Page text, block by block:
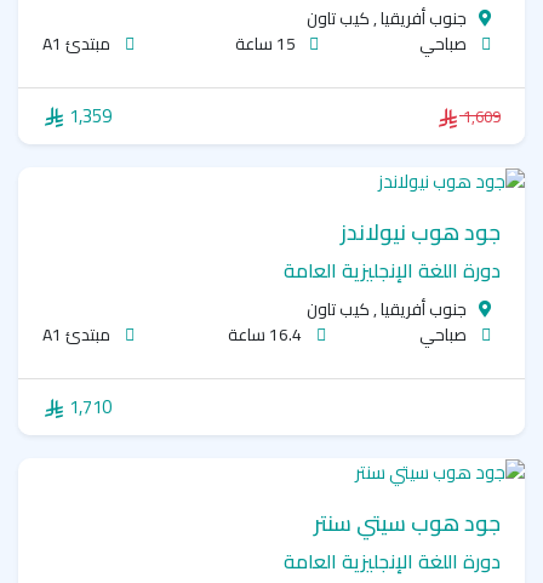
جنوب أفريقيا , كيب تاون
صباحي
مبتدئ A1
1,609
1,359
جود هوب نيولاندز
دورة اللغة الإنجليزية العامة
جنوب أفريقيا , كيب تاون
صباحي
مبتدئ A1
1,710
جود هوب سيتي سنتر
دورة اللغة الإنجليزية العامة